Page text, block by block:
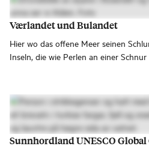
Værlandet und Bulandet
Hier wo das offene Meer seinen
Inseln, die wie Perlen an einer
Sunnhordland UNESCO